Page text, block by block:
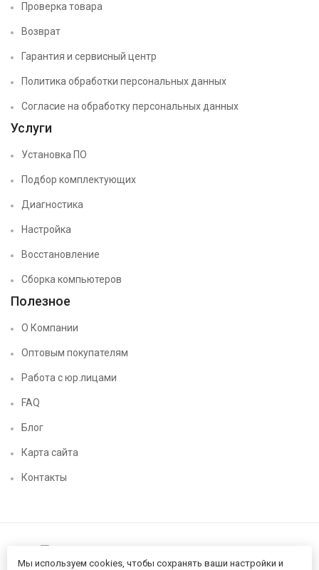
Проверка товара
Возврат
Гарантия и сервисный центр
Политика обработки персональных данных
Согласие на обработку персональных данных
Услуги
Установка ПО
Подбор комплектующих
Диагностика
Настройка
Восстановление
Сборка компьютеров
Полезное
О Компании
Оптовым покупателям
Работа с юр.лицами
FAQ
Блог
Карта сайта
Контакты
Мы используем cookies, чтобы сохранять ваши настройки и